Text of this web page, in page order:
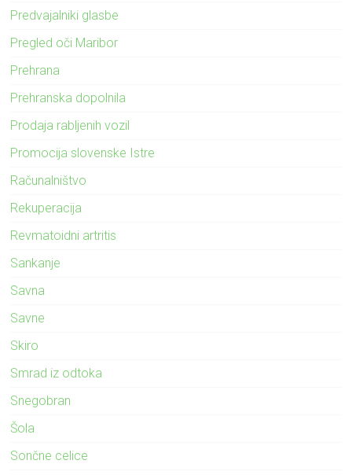
Predvajalniki glasbe
Pregled oči Maribor
Prehrana
Prehranska dopolnila
Prodaja rabljenih vozil
Promocija slovenske Istre
Računalništvo
Rekuperacija
Revmatoidni artritis
Sankanje
Savna
Savne
Skiro
Smrad iz odtoka
Snegobran
Šola
Sončne celice